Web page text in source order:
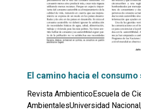
El camino hacia el
Revista AmbienticoEscuela de
AmbientalesUniversidad